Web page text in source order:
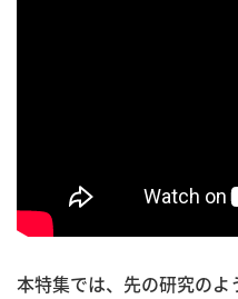
本特集では、先の研究の